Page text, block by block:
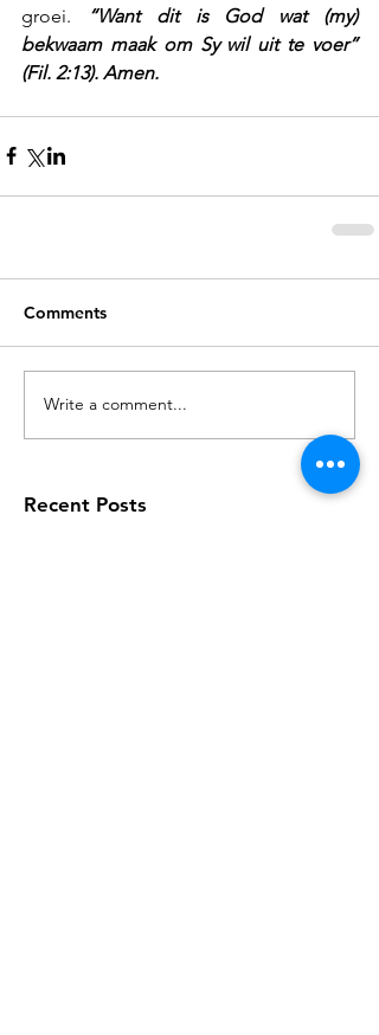
groei. “Want dit is God wat (my)
bekwaam maak om Sy wil uit te voer”
(Fil. 2:13). Amen.
Comments
Write a comment...
Recent Posts